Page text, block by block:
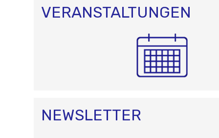
O
N
VERANSTALTUNGEN
NEWSLETTER